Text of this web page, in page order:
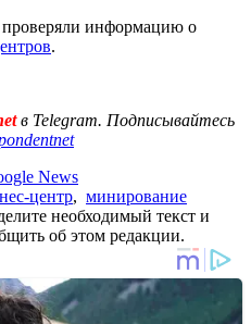
информацию о
.
в Telegram. Подписывайтесь
News
центр, минирование
необходимый текст и
об этом редакции.